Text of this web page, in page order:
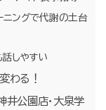
ングで代謝の土台
しやすい
わる！
公園店・大泉学